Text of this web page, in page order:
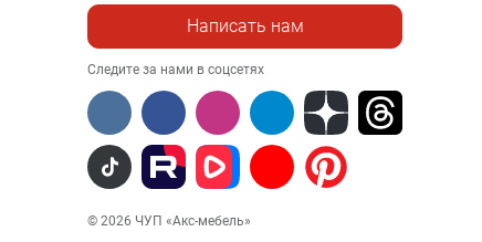
Написать нам
Следите за нами в соцсетях
© 2026 ЧУП «Акс-мебель»